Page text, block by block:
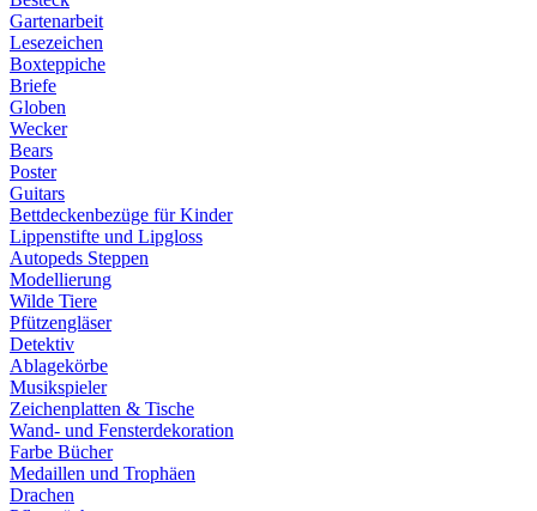
Gartenarbeit
Lesezeichen
Boxteppiche
Briefe
Globen
Wecker
Bears
Poster
Guitars
Bettdeckenbezüge für Kinder
Lippenstifte und Lipgloss
Autopeds Steppen
Modellierung
Wilde Tiere
Pfützengläser
Detektiv
Ablagekörbe
Musikspieler
Zeichenplatten & Tische
Wand- und Fensterdekoration
Farbe Bücher
Medaillen und Trophäen
Drachen